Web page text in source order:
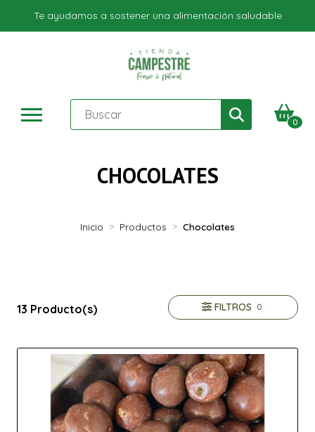
Te ayudamos a sostener una alimentación saludable
0
CHOCOLATES
Inicio Productos Chocolates
13 Producto(s) FILTROS 0